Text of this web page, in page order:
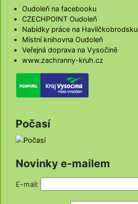
Oudoleň na facebooku
CZECHPOINT Oudoleň
Nabídky práce na Havlíčkobrodsku
Místní knihovna Oudoleň
Veřejná doprava na Vysočině
www.zachranny-kruh.cz
Počasí
Novinky e-mailem
E-mail: